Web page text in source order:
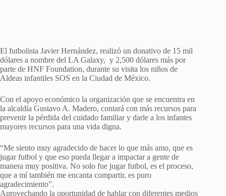
El futbolista Javier Hernández, realizó un donativo de 15 mil
dólares a nombre del LA Galaxy, y 2,500 dólares más por
parte de HNF Foundation, durante su visita los niños de
Aldeas infantiles SOS en la Ciudad de México.
Con el apoyo económico la organización que se encuentra en
la alcaldía Gustavo A. Madero, contará con más recursos para
prevenir la pérdida del cuidado familiar y darle a los infantes
mayores recursos para una vida digna.
“Me siento muy agradecido de hacer lo que más amo, que es
jugar futbol y que eso pueda llegar a impactar a gente de
manera muy positiva. No solo fue jugar futbol, es el proceso,
que a mí también me encanta compartir, es puro
agradecimiento”.
Aprovechando la oportunidad de hablar con diferentes medios